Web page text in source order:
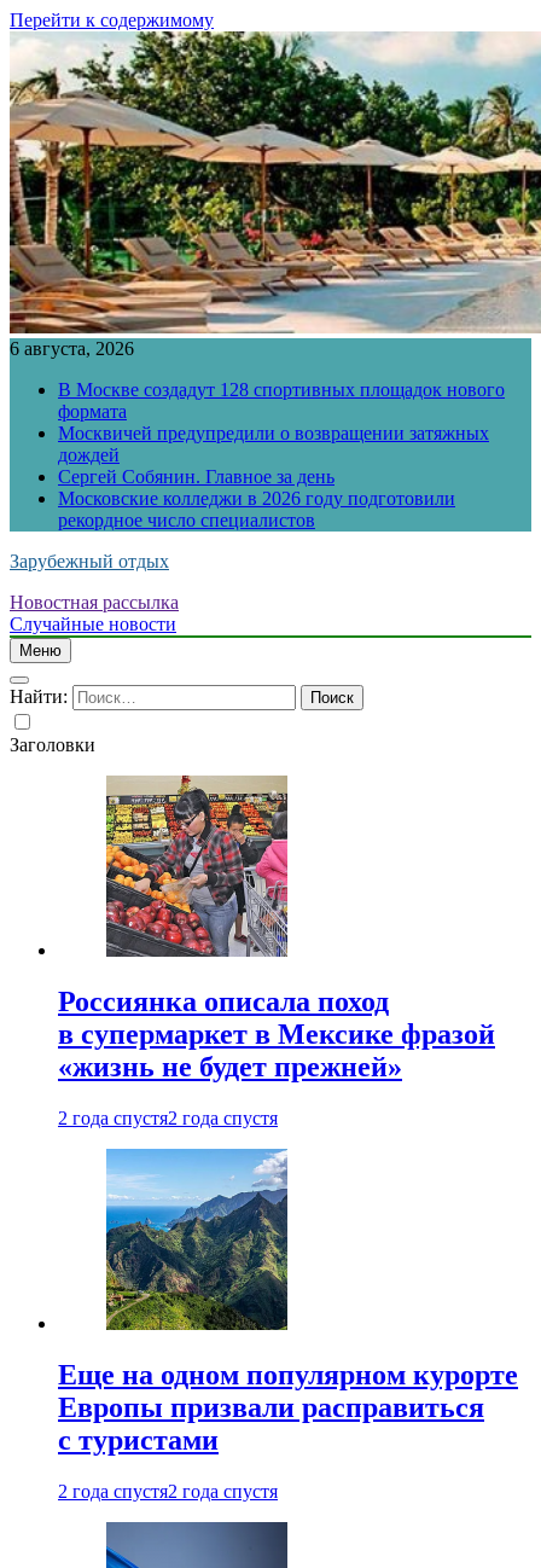
Перейти к содержимому
6 августа, 2026
В Москве создадут 128 спортивных площадок нового
формата
Москвичей предупредили о возвращении затяжных
дождей
Сергей Собянин. Главное за день
Московские колледжи в 2026 году подготовили
рекордное число специалистов
Зарубежный отдых
Новостная рассылка
Случайные новости
Меню
Найти:
Заголовки
Россиянка описала поход
в супермаркет в Мексике фразой
«жизнь не будет прежней»
2 года спустя2 года спустя
Еще на одном популярном курорте
Европы призвали расправиться
с туристами
2 года спустя2 года спустя